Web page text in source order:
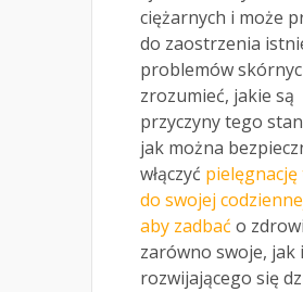
ciężarnych i może
do zaostrzenia
problemów
zrozumieć, jakie są
przyczyny tego
jak można
włączyć
do swojej
aby zadbać o
zarówno swoje, jak i
rozwijającego się